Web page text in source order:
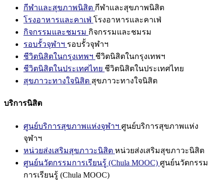
กีฬาและสุขภาพนิสิต กีฬาและสุขภาพนิสิต
โรงอาหารและคาเฟ่ โรงอาหารและคาเฟ่
กิจกรรมและชมรม กิจกรรมและชมรม
รอบรั้วจุฬาฯ รอบรั้วจุฬาฯ
ชีวิตนิสิตในกรุงเทพฯ ชีวิตนิสิตในกรุงเทพฯ
ชีวิตนิสิตในประเทศไทย ชีวิตนิสิตในประเทศไทย
สุขภาวะทางใจนิสิต สุขภาวะทางใจนิสิต
บริการนิสิต
ศูนย์บริการสุขภาพแห่งจุฬาฯ ศูนย์บริการสุขภาพแห่ง
จุฬาฯ
หน่วยส่งเสริมสุขภาวะนิสิต หน่วยส่งเสริมสุขภาวะนิสิต
ศูนย์นวัตกรรมการเรียนรู้ (Chula MOOC) ศูนย์นวัตกรรม
การเรียนรู้ (Chula MOOC)